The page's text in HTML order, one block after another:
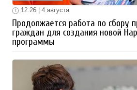
12:26 | 4 августа
Продолжается работа по сбору
граждан для создания новой
программы